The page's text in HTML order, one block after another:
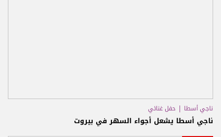
ناجي أسطا حفل غنائي
ناجي أسطا يشعل أجواء السهر في بيروت